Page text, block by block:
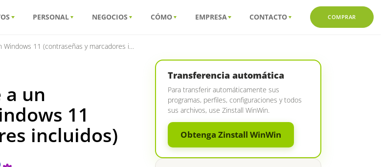
PERSONAL NEGOCIOS CÓMO EMPRESA CONTACTO COMPRAR
11 (contraseñas y marcadores incluidos)
un
11
incluidos)
Transferencia automática
Para transferir automáticamente sus
programas, perfiles, configuraciones y todos
sus archivos, use Zinstall WinWin.
Obtenga Zinstall WinWin